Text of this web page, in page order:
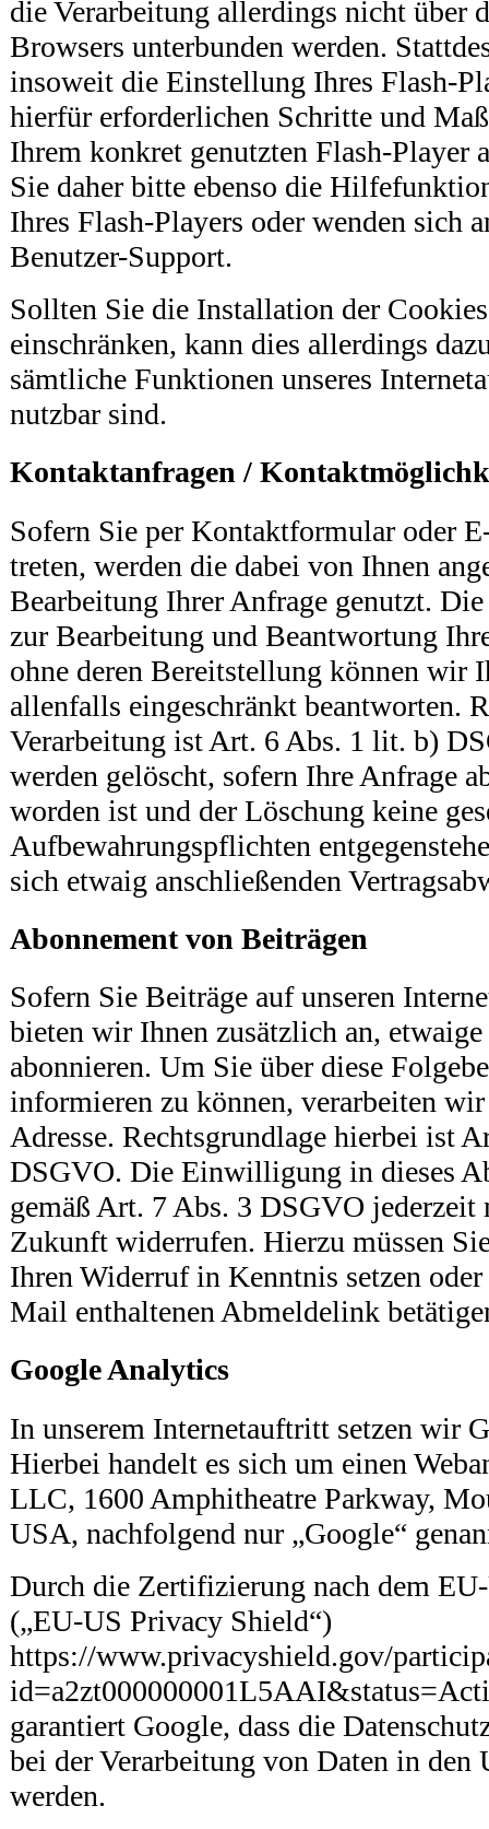
die Verarbeitung allerdings nicht über
Browsers unterbunden werden.
insoweit die Einstellung Ihres Flash-
hierfür erforderlichen Schritte und
Ihrem konkret genutzten Flash-Player
Sie daher bitte ebenso die
Ihres Flash-Players oder wenden sich
Benutzer-Support.
Sollten Sie die Installation der
einschränken, kann dies allerdings
sämtliche Funktionen unseres
nutzbar sind.
Kontaktanfragen /
Sofern Sie per Kontaktformular oder
treten, werden die dabei von Ihnen
Bearbeitung Ihrer Anfrage genutzt.
zur Bearbeitung und Beantwortung
ohne deren Bereitstellung können wir
allenfalls eingeschränkt beantworten.
Verarbeitung ist Art. 6 Abs. 1 lit. b)
werden gelöscht, sofern Ihre Anfrage
worden ist und der Löschung keine
Aufbewahrungspflichten
sich etwaig anschließenden
Abonnement von Beiträgen
Sofern Sie Beiträge auf unseren
bieten wir Ihnen zusätzlich an,
abonnieren. Um Sie über diese
informieren zu können, verarbeiten
Adresse. Rechtsgrundlage hierbei ist
DSGVO. Die Einwilligung in dieses
gemäß Art. 7 Abs. 3 DSGVO
Zukunft widerrufen. Hierzu müssen
Ihren Widerruf in Kenntnis setzen
Mail enthaltenen Abmeldelink
Google Analytics
In unserem Internetauftritt setzen wir
Hierbei handelt es sich um einen
LLC, 1600 Amphitheatre Parkway,
USA, nachfolgend nur „Google“
Durch die Zertifizierung nach dem
(„EU-US Privacy Shield“)
https://www.privacyshield.gov/
garantiert Google, dass die
bei der Verarbeitung von Daten in den
werden.